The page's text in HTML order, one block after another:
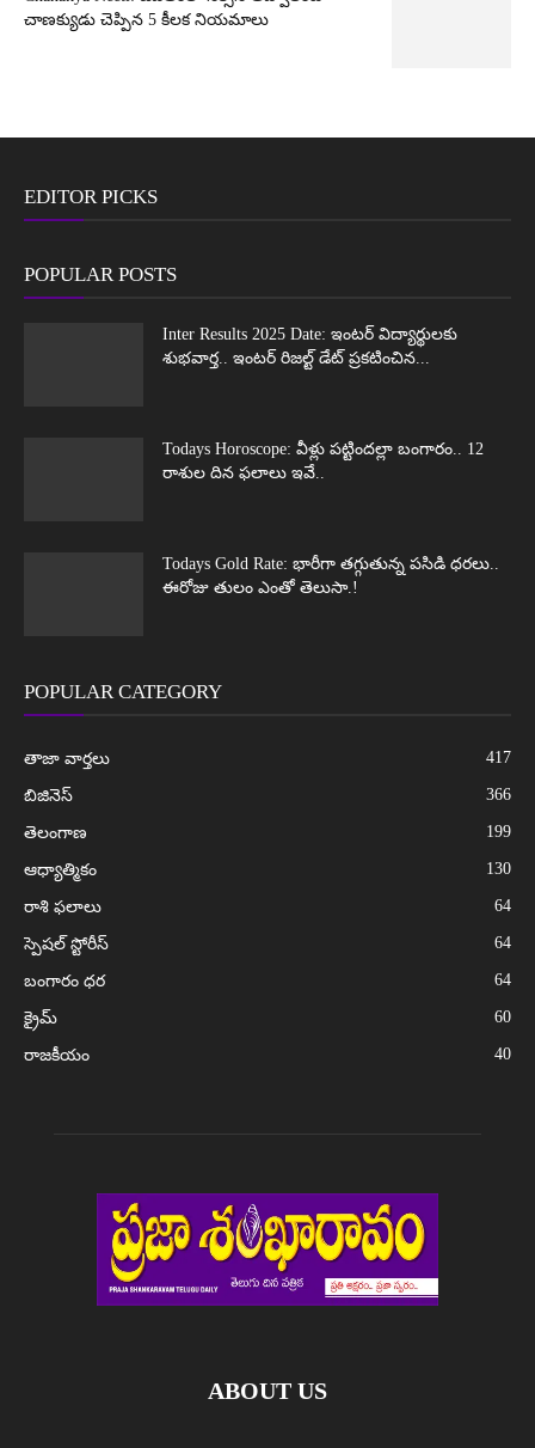
చాణక్యుడు చెప్పిన 5 కీలక నియమాలు
EDITOR PICKS
POPULAR POSTS
Inter Results 2025 Date: ఇంటర్ విద్యార్థులకు
శుభవార్త.. ఇంటర్ రిజల్ట్ డేట్ ప్రకటించిన...
Todays Horoscope: వీళ్లు పట్టిందల్లా బంగారం.. 12
రాశుల దిన ఫలాలు ఇవే..
Todays Gold Rate: భారీగా తగ్గుతున్న పసిడి ధరలు..
ఈరోజు తులం ఎంతో తెలుసా.!
POPULAR CATEGORY
తాజా వార్తలు 417
బిజినెస్ 366
తెలంగాణ 199
ఆధ్యాత్మికం 130
రాశి ఫలాలు 64
స్పెషల్ స్టోరీస్ 64
బంగారం ధర 64
క్రైమ్ 60
రాజకీయం 40
ABOUT US